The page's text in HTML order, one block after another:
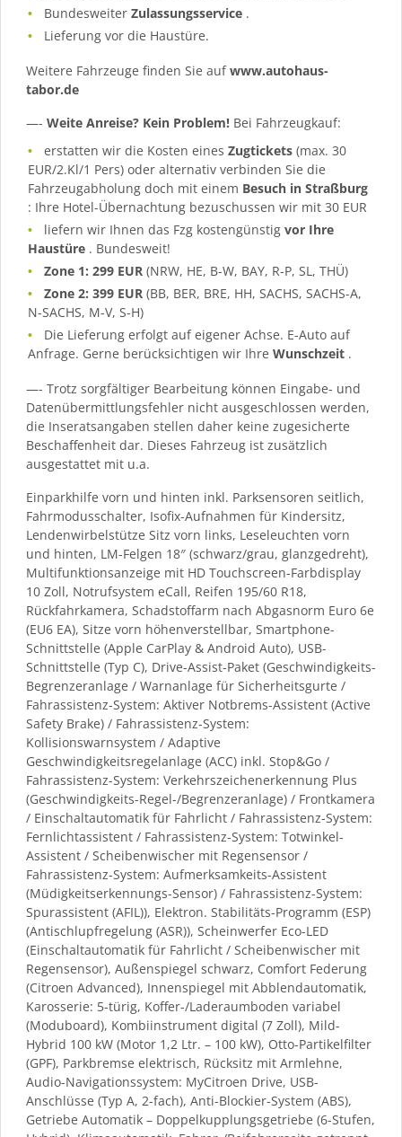
BundesweiterZulassungsservice .
Lieferung vor die Haustüre.
Weitere Fahrzeuge finden Sie aufwww.autohaus-
tabor.de
—- Weite Anreise? Kein Problem! Bei Fahrzeugkauf:
erstatten wir die Kosten einesZugtickets(max. 30
EUR/2.Kl/1 Pers) oder alternativ verbinden Sie die
Fahrzeugabholung doch mit einem Besuch in Straßburg
: Ihre Hotel-Übernachtung bezuschussen wir mit 30 EUR
liefern wir Ihnen das Fzg kostengünstigvor Ihre
Haustüre . Bundesweit!
Zone 1: 299 EUR (NRW, HE, B-W, BAY, R-P, SL, THÜ)
Zone 2: 399 EUR (BB, BER, BRE, HH, SACHS, SACHS-A,
N-SACHS, M-V, S-H)
Die Lieferung erfolgt auf eigener Achse. E-Auto auf
Anfrage. Gerne berücksichtigen wir Ihre Wunschzeit .
—- Trotz sorgfältiger Bearbeitung können Eingabe- und
Datenübermittlungsfehler nicht ausgeschlossen werden,
die Inseratsangaben stellen daher keine zugesicherte
Beschaffenheit dar. Dieses Fahrzeug ist zusätzlich
ausgestattet mit u.a.
Einparkhilfe vorn und hinten inkl. Parksensoren seitlich,
Fahrmodusschalter, Isofix-Aufnahmen für Kindersitz,
Lendenwirbelstütze Sitz vorn links, Leseleuchten vorn
und hinten, LM-Felgen 18″ (schwarz/grau, glanzgedreht),
Multifunktionsanzeige mit HD Touchscreen-Farbdisplay
10 Zoll, Notrufsystem eCall, Reifen 195/60 R18,
Rückfahrkamera, Schadstoffarm nach Abgasnorm Euro 6e
(EU6 EA), Sitze vorn höhenverstellbar, Smartphone-
Schnittstelle (Apple CarPlay & Android Auto), USB-
Schnittstelle (Typ C), Drive-Assist-Paket (Geschwindigkeits-
Begrenzeranlage / Warnanlage für Sicherheitsgurte /
Fahrassistenz-System: Aktiver Notbrems-Assistent (Active
Safety Brake) / Fahrassistenz-System:
Kollisionswarnsystem / Adaptive
Geschwindigkeitsregelanlage (ACC) inkl. Stop&Go /
Fahrassistenz-System: Verkehrszeichenerkennung Plus
(Geschwindigkeits-Regel-/Begrenzeranlage) / Frontkamera
/ Einschaltautomatik für Fahrlicht / Fahrassistenz-System:
Fernlichtassistent / Fahrassistenz-System: Totwinkel-
Assistent / Scheibenwischer mit Regensensor /
Fahrassistenz-System: Aufmerksamkeits-Assistent
(Müdigkeitserkennungs-Sensor) / Fahrassistenz-System:
Spurassistent (AFIL)), Elektron. Stabilitäts-Programm (ESP)
(Antischlupfregelung (ASR)), Scheinwerfer Eco-LED
(Einschaltautomatik für Fahrlicht / Scheibenwischer mit
Regensensor), Außenspiegel schwarz, Comfort Federung
(Citroen Advanced), Innenspiegel mit Abblendautomatik,
Karosserie: 5-türig, Koffer-/Laderaumboden variabel
(Moduboard), Kombiinstrument digital (7 Zoll), Mild-
Hybrid 100 kW (Motor 1,2 Ltr. – 100 kW), Otto-Partikelfilter
(GPF), Parkbremse elektrisch, Rücksitz mit Armlehne,
Audio-Navigationssystem: MyCitroen Drive, USB-
Anschlüsse (Typ A, 2-fach), Anti-Blockier-System (ABS),
Getriebe Automatik – Doppelkupplungsgetriebe (6-Stufen,